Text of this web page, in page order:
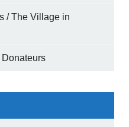
/ The Village in